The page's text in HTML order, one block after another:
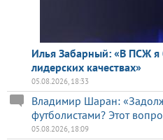
Илья Забарный: «В ПСЖ я
лидерских качествах»
05.08.2026, 18:33
Владимир Шаран:
футболистами? Этот
05.08.2026, 18:09